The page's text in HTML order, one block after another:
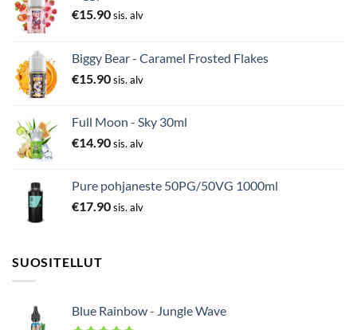
€15.90sis. alv
Biggy Bear - Caramel Frosted Flakes
€15.90sis. alv
Full Moon - Sky 30ml
€14.90sis. alv
Pure pohjaneste 50PG/50VG 1000ml
€17.90sis. alv
SUOSITELLUT
Blue Rainbow - Jungle Wave